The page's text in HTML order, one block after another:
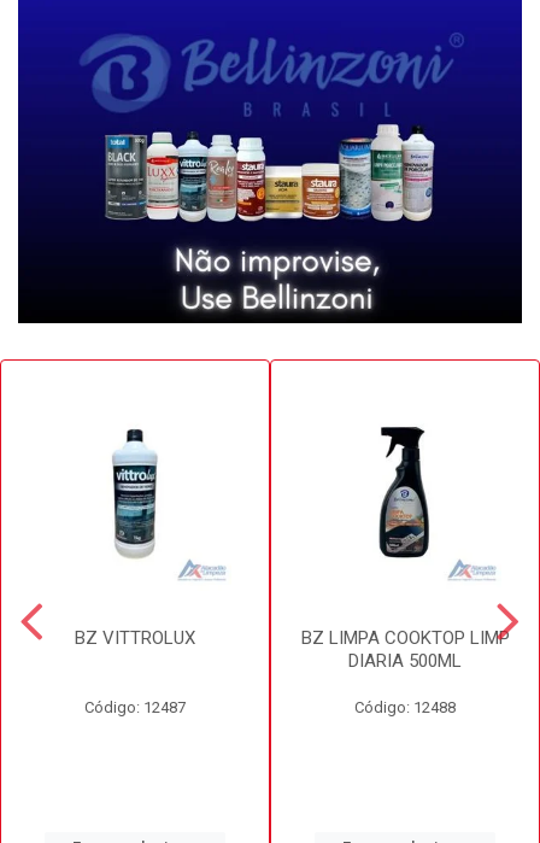
BZ VITTROLUX
Código: 12487
BZ LIMPA COOKTOP LIMP
DIARIA 500ML
Código: 12488